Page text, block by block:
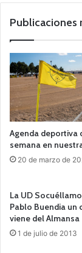
Publicaciones
Agenda deportiva
semana en
20 de marzo de
La UD
Pablo Buendia un
viene del Almansa
1 de julio de 2013